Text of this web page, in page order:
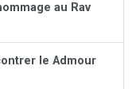
au Rav
le Admour